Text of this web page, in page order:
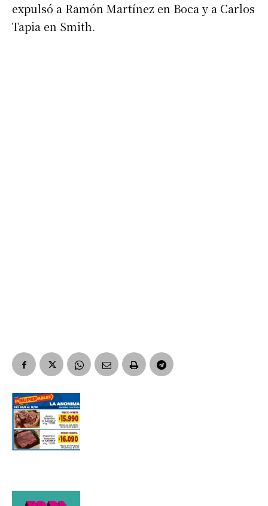
Suscribirme gratis
expulsó a Ramón Martínez en Boca y a Carlos
Tapia en Smith.